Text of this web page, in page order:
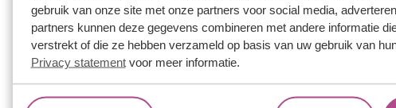
gebruik van onze site met onze partners voor social media,
partners kunnen deze gegevens combineren met andere informatie
verstrekt of die ze hebben verzameld op basis van uw gebruik van
Privacy statementvoor meer informatie.